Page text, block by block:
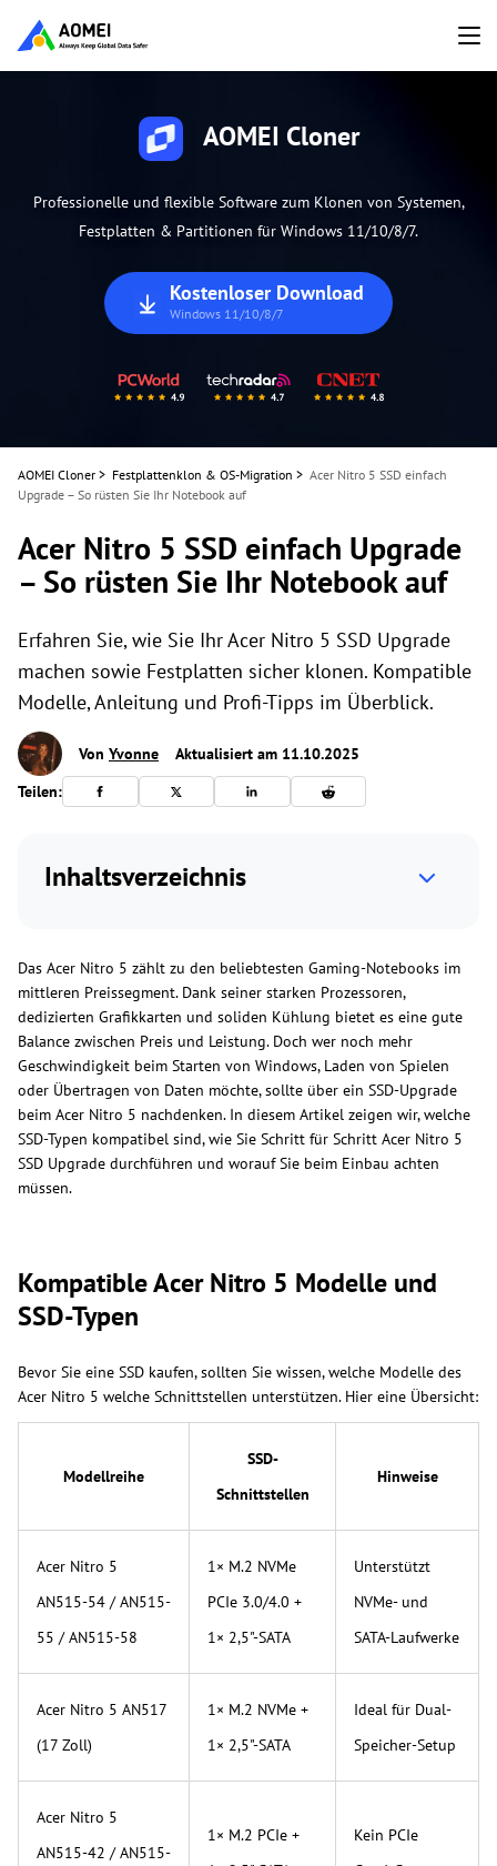
AOMEI Cloner
Professionelle und flexible Software zum Klonen von Systemen,
Festplatten & Partitionen für Windows 11/10/8/7.
Kostenloser Download
Windows 11/10/8/7
AOMEI Cloner > Festplattenklon & OS-Migration > Acer Nitro 5 SSD einfach
Upgrade – So rüsten Sie Ihr Notebook auf
Acer Nitro 5 SSD einfach Upgrade
– So rüsten Sie Ihr Notebook auf
Erfahren Sie, wie Sie Ihr Acer Nitro 5 SSD Upgrade
machen sowie Festplatten sicher klonen. Kompatible
Modelle, Anleitung und Profi-Tipps im Überblick.
Von Yvonne
Aktualisiert am 11.10.2025
Teilen:
Inhaltsverzeichnis
Das Acer Nitro 5 zählt zu den beliebtesten Gaming-Notebooks im
mittleren Preissegment. Dank seiner starken Prozessoren,
dedizierten Grafikkarten und soliden Kühlung bietet es eine gute
Balance zwischen Preis und Leistung. Doch wer noch mehr
Geschwindigkeit beim Starten von Windows, Laden von Spielen
oder Übertragen von Daten möchte, sollte über ein SSD-Upgrade
beim Acer Nitro 5 nachdenken. In diesem Artikel zeigen wir, welche
SSD-Typen kompatibel sind, wie Sie Schritt für Schritt Acer Nitro 5
SSD Upgrade durchführen und worauf Sie beim Einbau achten
müssen.
Kompatible Acer Nitro 5 Modelle und
SSD-Typen
Bevor Sie eine SSD kaufen, sollten Sie wissen, welche Modelle des
Acer Nitro 5 welche Schnittstellen unterstützen. Hier eine Übersicht:
Modellreihe
SSD-
Schnittstellen
Hinweise
Acer Nitro 5
AN515-54 / AN515-
55 / AN515-58
1× M.2 NVMe
PCIe 3.0/4.0 +
1× 2,5"-SATA
Unterstützt
NVMe- und
SATA-Laufwerke
Acer Nitro 5 AN517
(17 Zoll)
1× M.2 NVMe +
1× 2,5"-SATA
Ideal für Dual-
Speicher-Setup
Acer Nitro 5
AN515-42 / AN515-
1× M.2 PCIe +
Kein PCIe